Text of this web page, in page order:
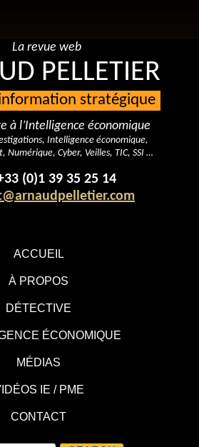
ACCUEIL
À PROPOS
DÉTECTIVE
ÉCONOMIQUE
MÉDIAS
IE / PME
CONTACT
La revue web
PELLETIER
stratégique
à l’Intelligence économique
Intelligence économique,
Numérique, Cyber, Veilles, TIC, SSI …
(0)1 39 35 25 14